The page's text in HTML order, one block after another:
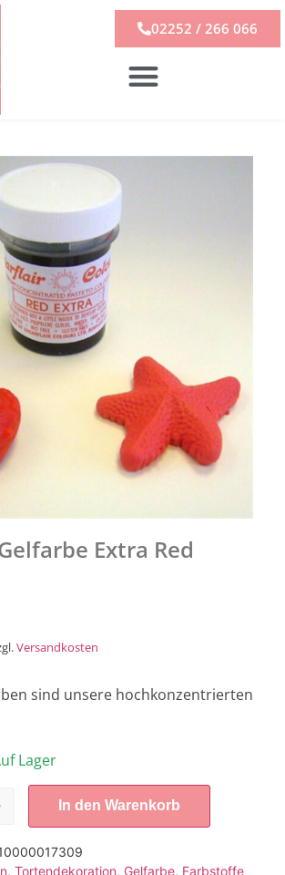
02252 / 266 066
Extra Red
Versandkosten
sind unsere hochkonzentrierten
Lager
In den Warenkorb
, Tortendekoration, Gelfarbe, Farbstoffe